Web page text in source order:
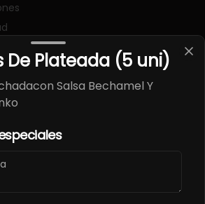
De Plateada (5 uni)
Salsa Bechamel Y